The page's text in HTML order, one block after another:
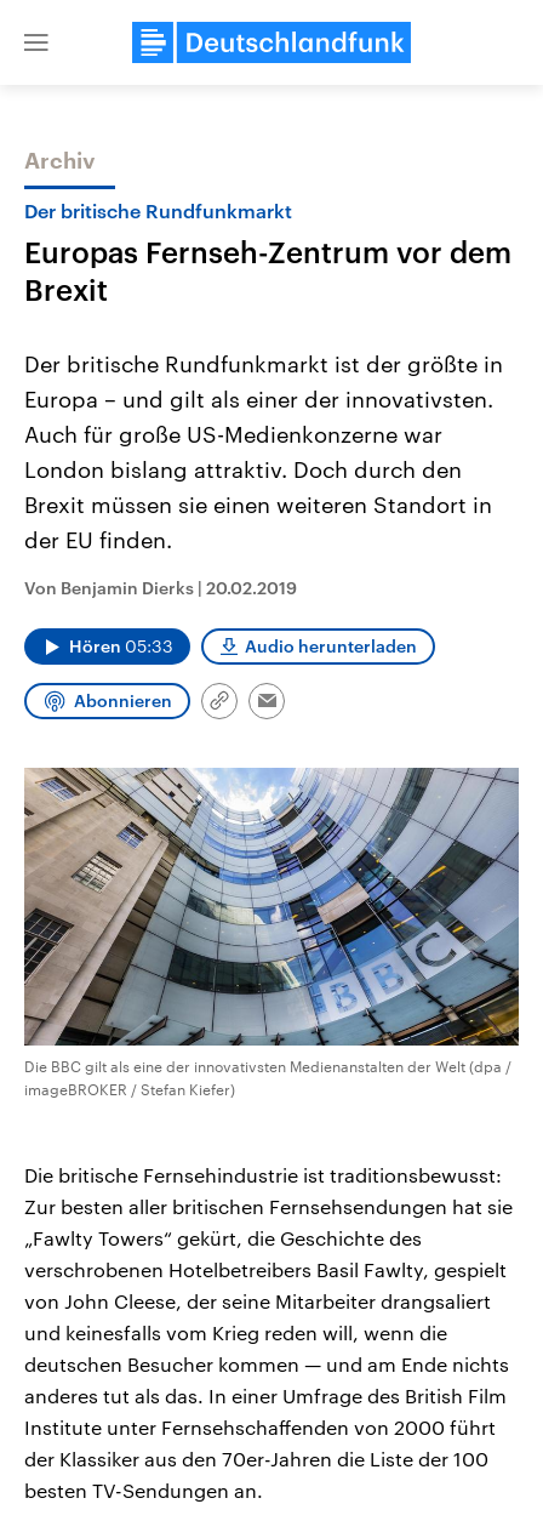
Close
Themen
Landtagswahl Sachsen-Anhalt
2026
Alle Informationen
Sachsen-Anhalt wählt am 6.
September 2026 einen neuen
Landtag. Seit 2021 wird das
Bundesland von einer Koalition aus
Umfragen, Prognosen,
Wahlprogramme, aktuelle Berichte
und Kandidaten der anstehenden
Wahl.
Aktuelle Beiträge,
Hintergründe
Wirtschaftlich und
gehören die Vereinigten
den mächtigsten Ländern
Archiv
Der britische Rundfunkmarkt
Europas Fernseh-Zentrum vor dem
Brexit
Der britische Rundfunkmarkt ist der größte in
Europa – und gilt als einer der innovativsten.
Auch für große US-Medienkonzerne war
London bislang attraktiv. Doch durch den
Brexit müssen sie einen weiteren Standort in
der EU finden.
Von Benjamin Dierks | 20.02.2019
Hören 05:33 Audio herunterladen
Abonnieren
Link
Email
Die BBC gilt als eine der innovativsten Medienanstalten der Welt (dpa /
imageBROKER / Stefan Kiefer)
Die britische Fernsehindustrie ist traditionsbewusst:
Zur besten aller britischen Fernsehsendungen hat sie
„Fawlty Towers“ gekürt, die Geschichte des
verschrobenen Hotelbetreibers Basil Fawlty, gespielt
von John Cleese, der seine Mitarbeiter drangsaliert
und keinesfalls vom Krieg reden will, wenn die
deutschen Besucher kommen — und am Ende nichts
anderes tut als das. In einer Umfrage des British Film
Institute unter Fernsehschaffenden von 2000 führt
der Klassiker aus den 70er-Jahren die Liste der 100
besten TV-Sendungen an.